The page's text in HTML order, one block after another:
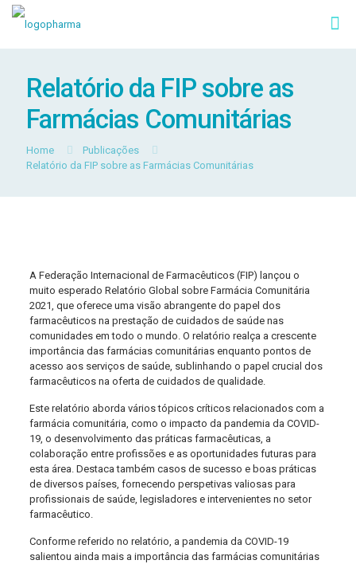
Relatório da FIP sobre as
Farmácias Comunitárias
Home
Publicações
Relatório da FIP sobre as Farmácias Comunitárias
A Federação Internacional de Farmacêuticos (FIP) lançou o
muito esperado Relatório Global sobre Farmácia Comunitária
2021, que oferece uma visão abrangente do papel dos
farmacêuticos na prestação de cuidados de saúde nas
comunidades em todo o mundo. O relatório realça a crescente
importância das farmácias comunitárias enquanto pontos de
acesso aos serviços de saúde, sublinhando o papel crucial dos
farmacêuticos na oferta de cuidados de qualidade.
Este relatório aborda vários tópicos críticos relacionados com a
farmácia comunitária, como o impacto da pandemia da COVID-
19, o desenvolvimento das práticas farmacêuticas, a
colaboração entre profissões e as oportunidades futuras para
esta área. Destaca também casos de sucesso e boas práticas
de diversos países, fornecendo perspetivas valiosas para
profissionais de saúde, legisladores e intervenientes no setor
farmacêutico.
Conforme referido no relatório, a pandemia da COVID-19
salientou ainda mais a importância das farmácias comunitárias